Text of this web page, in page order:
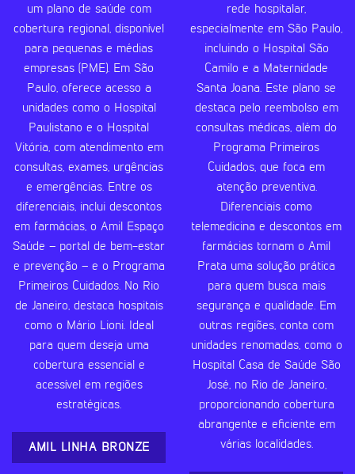
um plano de saúde com
cobertura regional, disponível
para pequenas e médias
empresas (PME). Em São
Paulo, oferece acesso a
unidades como o Hospital
Paulistano e o Hospital
Vitória, com atendimento em
consultas, exames, urgências
e emergências. Entre os
diferenciais, inclui descontos
em farmácias, o Amil Espaço
Saúde – portal de bem-estar
e prevenção – e o Programa
Primeiros Cuidados. No Rio
de Janeiro, destaca hospitais
como o Mário Lioni. Ideal
para quem deseja uma
cobertura essencial e
acessível em regiões
estratégicas.
AMIL LINHA BRONZE
rede hospitalar,
especialmente em São Paulo,
incluindo o Hospital São
Camilo e a Maternidade
Santa Joana. Este plano se
destaca pelo reembolso em
consultas médicas, além do
Programa Primeiros
Cuidados, que foca em
atenção preventiva.
Diferenciais como
telemedicina e descontos em
farmácias tornam o Amil
Prata uma solução prática
para quem busca mais
segurança e qualidade. Em
outras regiões, conta com
unidades renomadas, como o
Hospital Casa de Saúde São
José, no Rio de Janeiro,
proporcionando cobertura
abrangente e eficiente em
várias localidades.